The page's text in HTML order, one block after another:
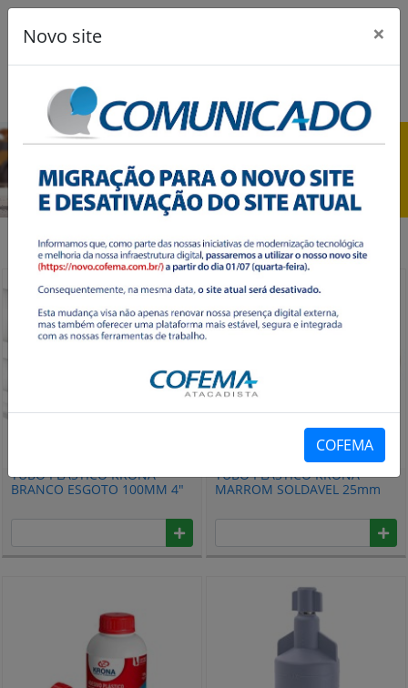
Previous
Destaques Especiais
TUBO PLASTICO KRONA
BRANCO ESGOTO 100MM 4"
TUBO PLASTICO KRONA
MARROM SOLDAVEL 25mm
Novo site ×
COFEMA